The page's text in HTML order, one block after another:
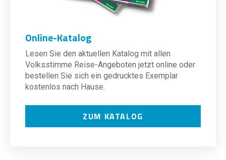
Online-Katalog
Lesen Sie den aktuellen Katalog mit allen
Volksstimme Reise-Angeboten jetzt online oder
bestellen Sie sich ein gedrucktes Exemplar
kostenlos nach Hause.
ZUM KATALOG